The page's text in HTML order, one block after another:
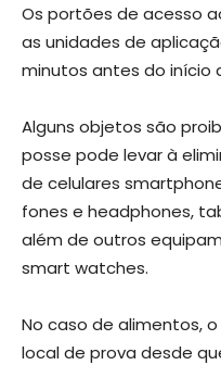
Os portões de acesso
as unidades de
minutos antes do início
Alguns objetos são
posse pode levar à
de celulares
fones e headphones,
além de outros
smart watches.
No caso de alimentos,
local de prova desde